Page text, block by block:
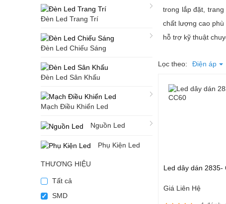
Đèn Led Trang Trí
Đèn Led Chiếu Sáng
Đèn Led Sân Khấu
Mạch Điều Khiển Led
Nguồn Led
Phụ Kiện Led
THƯƠNG HIỆU
Tất cả
SMD
trong lắp đặt,
chất lượng cao
hỗ trợ kỹ thuật
Lọc theo: Điện áp
Led dây dán 2835-
Giá Liên Hệ